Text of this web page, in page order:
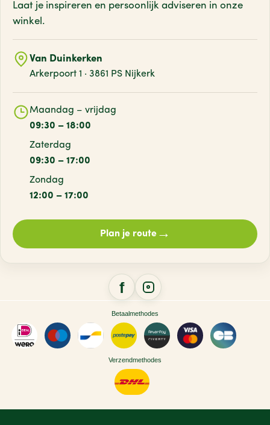
Laat je inspireren en persoonlijk adviseren in onze
winkel.
Van Duinkerken
Arkerpoort 1 · 3861 PS Nijkerk
Maandag – vrijdag
09:30 – 18:00
Zaterdag
09:30 – 17:00
Zondag
12:00 – 17:00
Plan je route→
Betaalmethodes
Verzendmethodes